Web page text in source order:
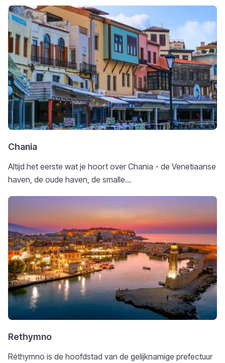
Chania
Altijd het eerste wat je hoort over Chania - de Venetiaanse
haven, de oude haven, de smalle...
Rethymno
Réthymno is de hoofdstad van de gelijknamige prefectuur